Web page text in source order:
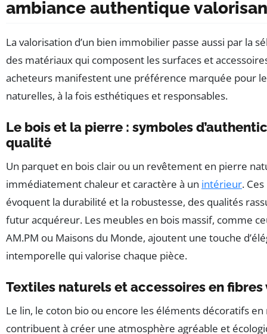
ambiance authentique
La valorisation d’un bien immobilier passe aussi par la
des matériaux qui composent les surfaces et
acheteurs manifestent une préférence marquée pour
naturelles, à la fois esthétiques et responsables.
Le bois et la pierre : symboles
qualité
Un parquet en bois clair ou un revêtement en pierre
immédiatement chaleur et caractère à un intérieur.
évoquent la durabilité et la robustesse, des qualités
futur acquéreur. Les meubles en bois massif, comme
AM.PM ou Maisons du Monde, ajoutent une touche
intemporelle qui valorise chaque pièce.
Textiles naturels et accessoires en
Le lin, le coton bio ou encore les éléments décoratifs
contribuent à créer une atmosphère agréable et